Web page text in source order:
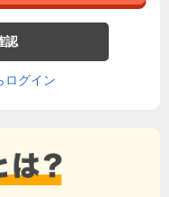
認
ログイン